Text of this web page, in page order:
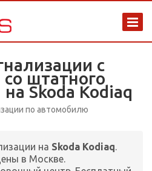
с
штатного
Skoda Kodiaq
по автомобилю
на Skoda Kodiaq.
в Москве.